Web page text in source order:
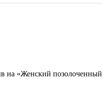
на «Женский позолоченный